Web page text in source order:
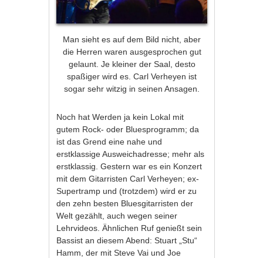
Man sieht es auf dem Bild nicht, aber
die Herren waren ausgesprochen gut
gelaunt. Je kleiner der Saal, desto
spaßiger wird es. Carl Verheyen ist
sogar sehr witzig in seinen Ansagen.
Noch hat Werden ja kein Lokal mit
gutem Rock- oder Bluesprogramm; da
ist das Grend eine nahe und
erstklassige Ausweichadresse; mehr als
erstklassig. Gestern war es ein Konzert
mit dem Gitarristen Carl Verheyen; ex-
Supertramp und (trotzdem) wird er zu
den zehn besten Bluesgitarristen der
Welt gezählt, auch wegen seiner
Lehrvideos. Ähnlichen Ruf genießt sein
Bassist an diesem Abend: Stuart „Stu“
Hamm, der mit Steve Vai und Joe